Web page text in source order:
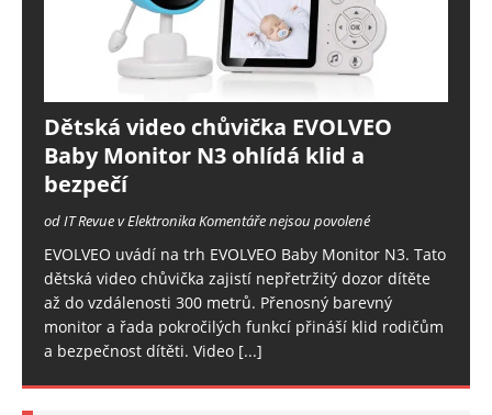
Dětská video chůvička EVOLVEO
Baby Monitor N3 ohlídá klid a
bezpečí
od IT Revue v ElektronikaKomentáře nejsou povolené
EVOLVEO uvádí na trh EVOLVEO Baby Monitor N3. Tato
dětská video chůvička zajistí nepřetržitý dozor dítěte
až do vzdálenosti 300 metrů. Přenosný barevný
monitor a řada pokročilých funkcí přináší klid rodičům
a bezpečnost dítěti. Video [...]